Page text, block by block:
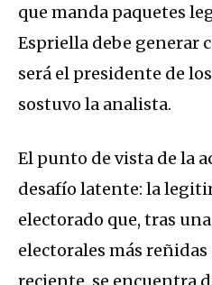
que manda paquetes
Espriella debe generar
será el presidente de
sostuvo la analista.
El punto de vista de la
desafío latente: la
electorado que, tras
electorales más
reciente, se encuentra